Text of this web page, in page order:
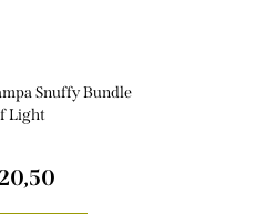
Snuffy Bundle
Light